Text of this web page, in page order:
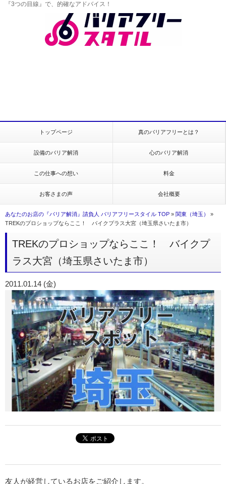
『3つの目線』で、的確なアドバイス！
トップページ 真のバリアフリーとは？
設備のバリア解消 心のバリア解消
この仕事への想い 料金
お客さまの声 会社概要
あなたのお店の『バリア解消』請負人 バリアフリースタイル TOP » 関東（埼玉）
»
TREKのプロショップならここ！ バイクプラス大宮（埼玉県さいたま市）
TREKのプロショップならここ！ バイクプ
ラス大宮（埼玉県さいたま市）
2011.01.14 (金)
友人が経営しているお店をご紹介します。